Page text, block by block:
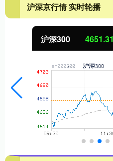
沪深京行情 实时轮播
北证50 1122.88